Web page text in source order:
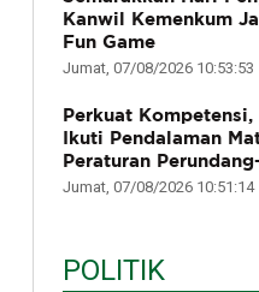
Kanwil Kemenkum
Fun Game
Jumat, 07/08/2026 10:53:53
Perkuat
Ikuti Pendalaman
Peraturan
Jumat, 07/08/2026 10:51:14
POLITIK